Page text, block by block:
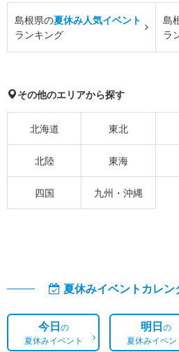
島根県の夏休み人気イベント
ランキング
島
ラ
その他のエリアから探す
北海道 東北
北陸 東海
四国 九州・沖縄
夏休みイベントカレ
今日の
夏休みイベント
明日の
夏休みイベン